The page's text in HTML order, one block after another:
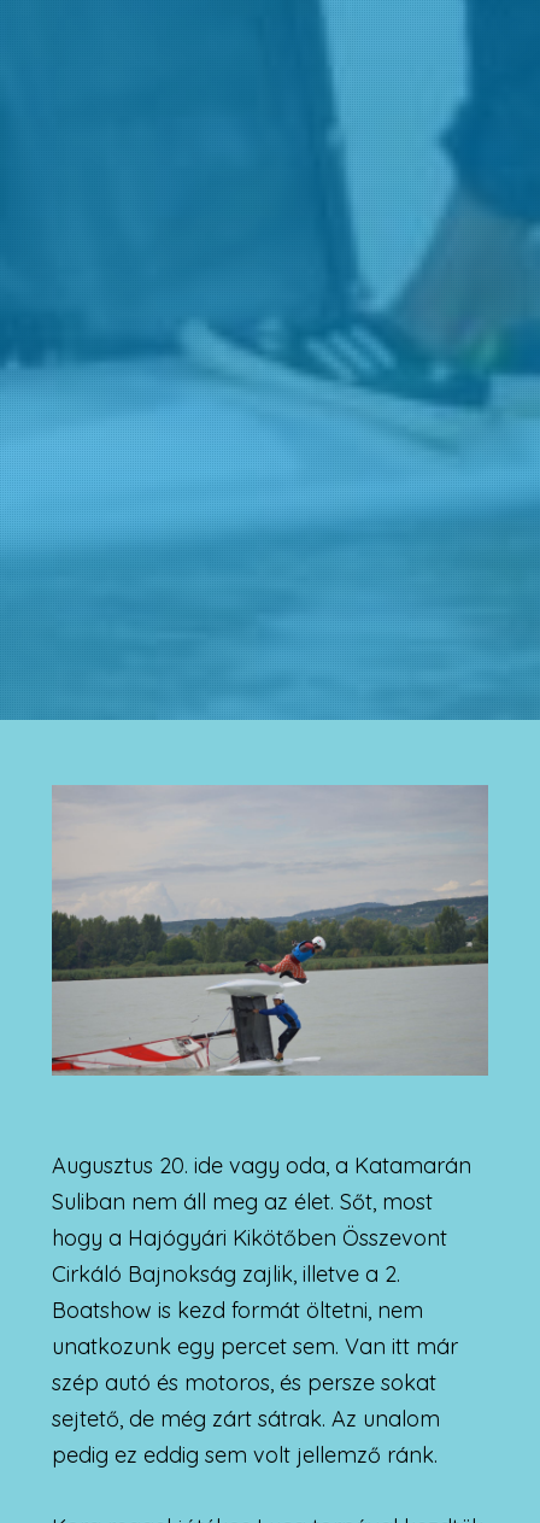
Augusztus 20. ide vagy oda, a Katamarán
Suliban nem áll meg az élet. Sőt, most
hogy a Hajógyári Kikötőben Összevont
Cirkáló Bajnokság zajlik, illetve a 2.
Boatshow is kezd formát öltetni, nem
unatkozunk egy percet sem. Van itt már
szép autó és motoros, és persze sokat
sejtető, de még zárt sátrak. Az unalom
pedig ez eddig sem volt jellemző ránk.